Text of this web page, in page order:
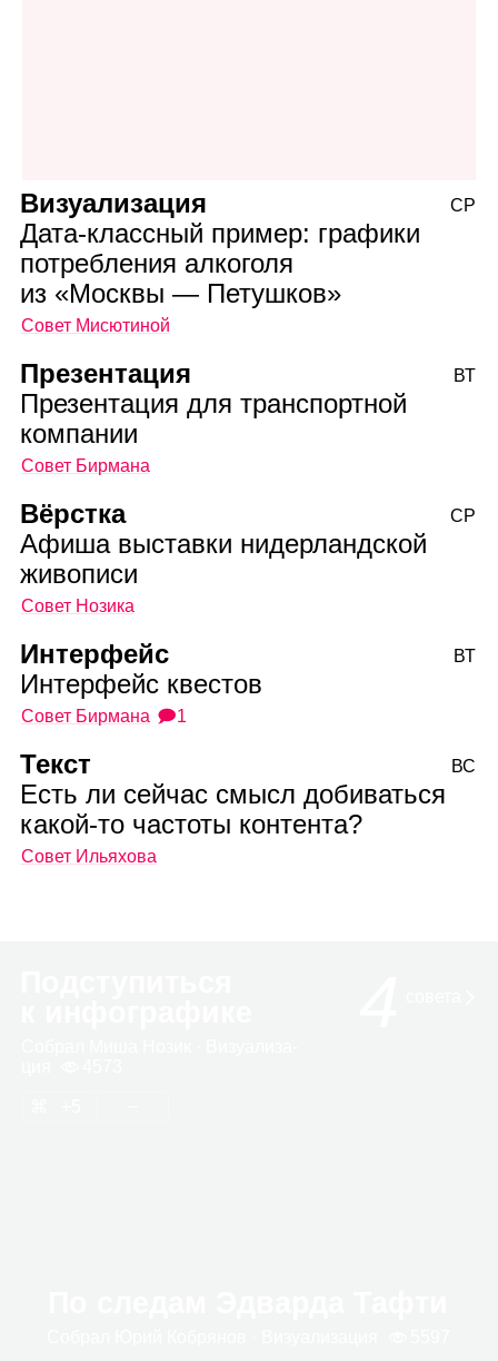
Визуализация
Дата‑классный пример: графики
потребления алкоголя
из «Москвы — Петушков»
Совет Мисютиной
СР
Презентация
Презентация для транспортной
компании
Совет Бирмана
ВТ
Вёрстка
Афиша выставки нидерландской
живописи
Совет Нозика
СР
Интерфейс
Интерфейс квестов
Совет Бирмана 🗩1
ВТ
Текст
Есть ли сейчас смысл добиваться
какой‑то частоты контента?
Совет Ильяхова
ВС